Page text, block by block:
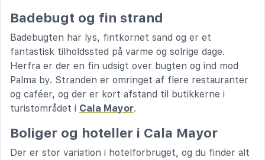
Badebugt og fin strand
Badebugten har lys, fintkornet sand og er et
fantastisk tilholdssted på varme og solrige dage.
Herfra er der en fin udsigt over bugten og ind mod
Palma by. Stranden er omringet af flere restauranter
og caféer, og der er kort afstand til butikkerne i
turistområdet i Cala Mayor.
Boliger og hoteller i Cala Mayor
Der er stor variation i hotelforbruget, og du finder alt